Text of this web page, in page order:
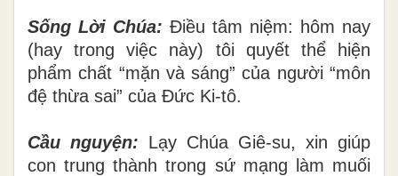
Sống Lời Chúa: Điều tâm niệm: hôm nay
(hay trong việc này) tôi quyết thể hiện
phẩm chất “mặn và sáng” của người “môn
đệ thừa sai” của Đức Ki-tô.
Cầu nguyện: Lạy Chúa Giê-su, xin giúp
con trung thành trong sứ mạng làm muối